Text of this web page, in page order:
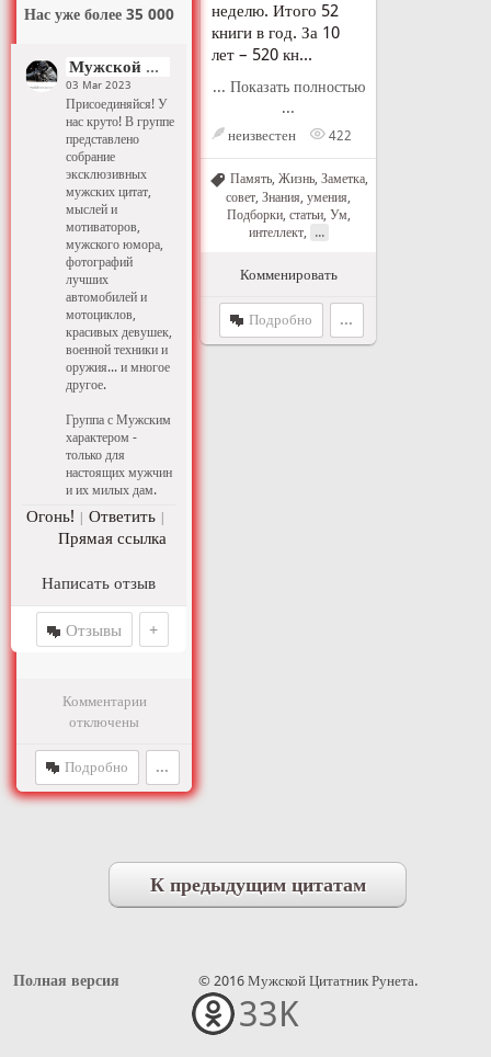
К предыдущим цитатам
неделю. Итого 52
книги в год. За 10
лет – 520 кн...
... Показать полностью
...
неизвестен 422
Память, Жизнь, Заметка,
совет Знания, умения
Подборки, статьи, Ум,
интеллект, ...
Комменировать
Подробно ...
Нас уже более 35 000
Мужской Цитатник Рунета
03 Mar 2023
Присоединяйся! У
нас круто! В группе
представлено
собрание
эксклюзивных
мужских цитат,
мыслей и
мотиваторов,
мужского юмора,
фотографий
лучших
автомобилей и
мотоциклов,
красивых девушек,
военной техники и
оружия... и многое
другое.
Группа с Мужским
характером -
только для
настоящих мужчин
и их милых дам.
Огонь! | Ответить |
Прямая ссылка
Написать отзыв
Отзывы +
Комментарии
отключены
Подробно ...
Полная версия © 2016 Мужской Цитатник Рунета.
33K